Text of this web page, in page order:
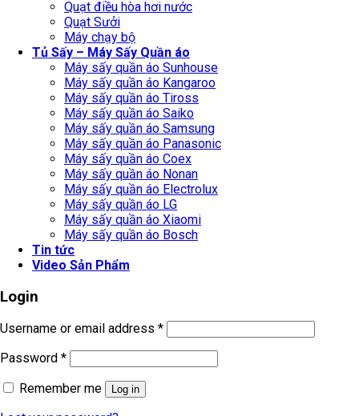
Quạt điều hòa hơi nước
Quạt Sưởi
Máy chạy bộ
Tủ Sấy – Máy Sấy Quần áo
Máy sấy quần áo Sunhouse
Máy sấy quần áo Kangaroo
Máy sấy quần áo Tiross
Máy sấy quần áo Saiko
Máy sấy quần áo Samsung
Máy sấy quần áo Panasonic
Máy sấy quần áo Coex
Máy sấy quần áo Nonan
Máy sấy quần áo Electrolux
Máy sấy quần áo LG
Máy sấy quần áo Xiaomi
Máy sấy quần áo Bosch
Tin tức
Video Sản Phẩm
Login
Username or email address *
Password *
Remember me
Log in